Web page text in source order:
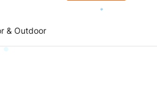
& Outdoor